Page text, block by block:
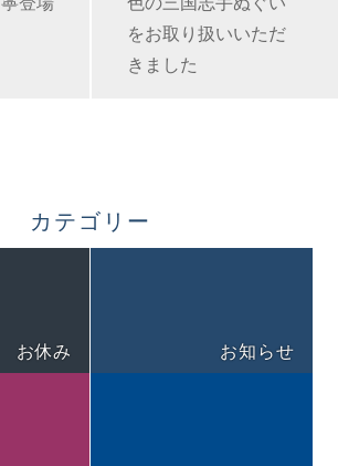
をお取り扱いいただ
きました
カテゴリー
お休み お知らせ